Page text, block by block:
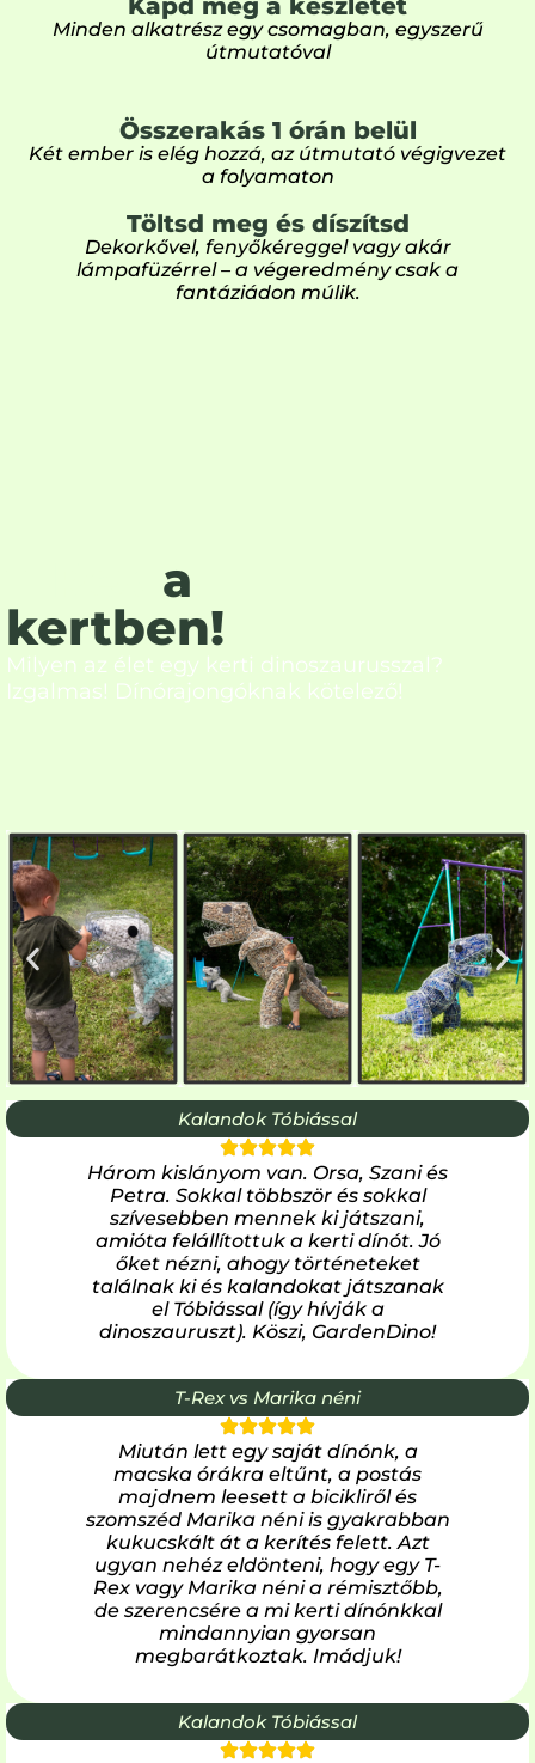
Kapd meg a készletet
Minden alkatrész egy csomagban, egyszerű
útmutatóval
Összerakás 1 órán belül
Két ember is elég hozzá, az útmutató végigvezet
a folyamaton
Töltsd meg és díszítsd
Dekorkővel, fenyőkéreggel vagy akár
lámpafüzérrel – a végeredmény csak a
fantáziádon múlik.
a
kertben!
Milyen az élet egy kerti dinoszaurusszal?
Izgalmas! Dínórajongóknak kötelező!
Kalandok Tóbiással
Három kislányom van. Orsa, Szani és
Petra. Sokkal többször és sokkal
szívesebben mennek ki játszani,
amióta felállítottuk a kerti dínót. Jó
őket nézni, ahogy történeteket
találnak ki és kalandokat játszanak
el Tóbiással (így hívják a
dinoszauruszt). Köszi, GardenDino!
T-Rex vs Marika néni
Miután lett egy saját dínónk, a
macska órákra eltűnt, a postás
majdnem leesett a bicikliről és
szomszéd Marika néni is gyakrabban
kukucskált át a kerítés felett. Azt
ugyan nehéz eldönteni, hogy egy T-
Rex vagy Marika néni a rémisztőbb,
de szerencsére a mi kerti dínónkkal
mindannyian gyorsan
megbarátkoztak. Imádjuk!
Kalandok Tóbiással